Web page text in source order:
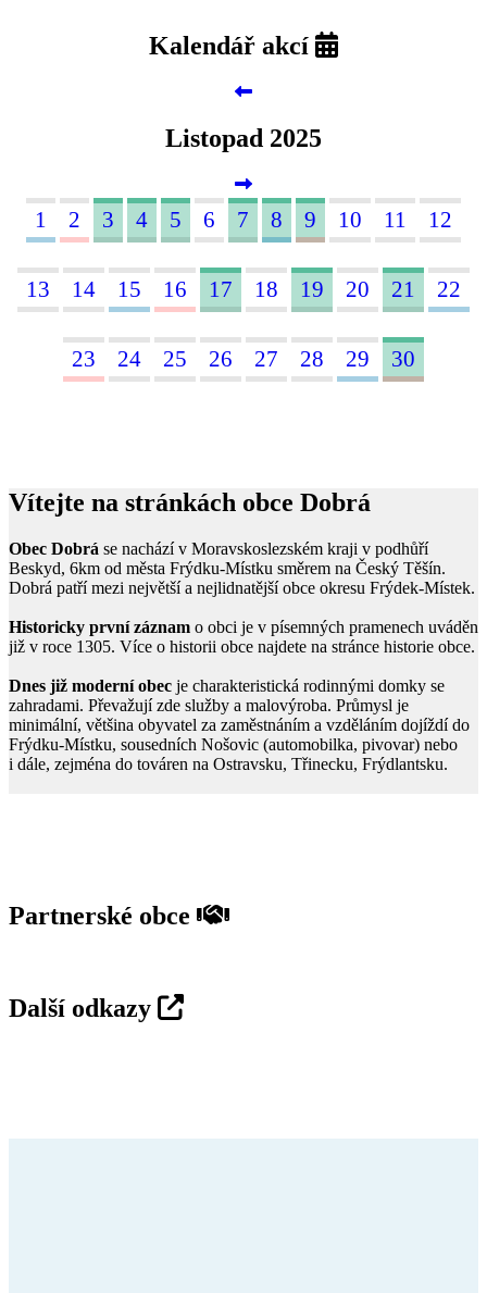
Kalendář akcí
Listopad 2025
1 2 3 4 5 6 7 8 9 10 11 12
13 14 15 16 17 18 19 20 21 22
23 24 25 26 27 28 29 30
Vítejte na stránkách obce Dobrá
Obec Dobrá se nachází v Moravskoslezském kraji v podhůří
Beskyd, 6km od města Frýdku-Místku směrem na Český Těšín.
Dobrá patří mezi největší a nejlidnatější obce okresu Frýdek-Místek.
Historicky první záznam o obci je v písemných pramenech uváděn
již v roce 1305. Více o historii obce najdete na stránce historie obce.
Dnes již moderní obec je charakteristická rodinnými domky se
zahradami. Převažují zde služby a malovýroba. Průmysl je
minimální, většina obyvatel za zaměstnáním a vzděláním dojíždí do
Frýdku-Místku, sousedních Nošovic (automobilka, pivovar) nebo
i dále, zejména do továren na Ostravsku, Třinecku, Frýdlantsku.
Partnerské obce
Další odkazy